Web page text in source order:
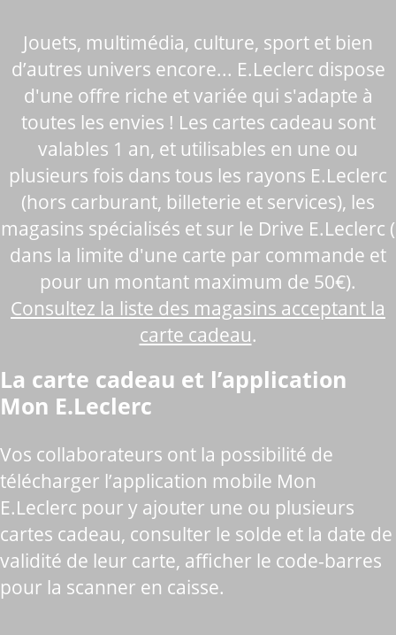
Jouets, multimédia, culture, sport et bien
d’autres univers encore... E.Leclerc dispose
d'une offre riche et variée qui s'adapte à
toutes les envies ! Les cartes cadeau sont
valables 1 an, et utilisables en une ou
plusieurs fois dans tous les rayons E.Leclerc
(hors carburant, billeterie et services), les
magasins spécialisés et sur le Drive E.Leclerc (
dans la limite d'une carte par commande et
pour un montant maximum de 50€).
Consultez la liste des magasins acceptant la
carte cadeau.
La carte cadeau et l’application
Mon E.Leclerc
Vos collaborateurs ont la possibilité de
télécharger l’application mobile Mon
E.Leclerc pour y ajouter une ou plusieurs
cartes cadeau, consulter le solde et la date de
validité de leur carte, afficher le code-barres
pour la scanner en caisse.